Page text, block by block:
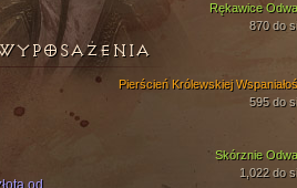
Rękawice
870 do
Skórznie
1,022 do
Pierścień Królewskiej
595 do
od